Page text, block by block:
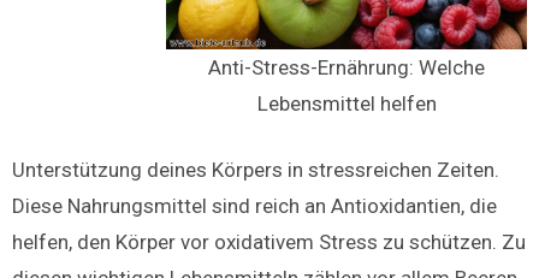
Anti-Stress-Ernährung: Welche
Lebensmittel helfen
Unterstützung deines Körpers in stressreichen Zeiten.
Diese Nahrungsmittel sind reich an Antioxidantien, die
helfen, den Körper vor oxidativem Stress zu schützen. Zu